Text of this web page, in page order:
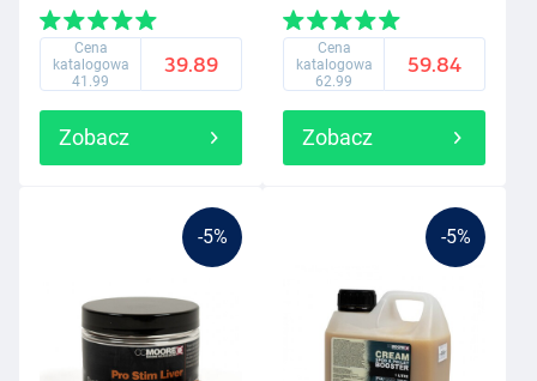
Cena
katalogowa
41.99
39.89
Zobacz
Cena
katalogowa
62.99
59.84
Zobacz
-5% -5%